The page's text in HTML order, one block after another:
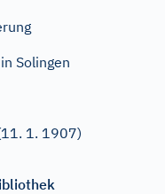
Solingen
1. 1907)